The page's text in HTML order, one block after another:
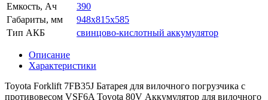
Емкость, Ач
390
Габариты, мм
948x815x585
Тип АКБ
свинцово-кислотный аккумулятор
Описание
Характеристики
Toyota Forklift 7FB35J Батарея для вилочного погрузчика с
противовесом VSF6A Toyota 80V Аккумулятор для вилочного